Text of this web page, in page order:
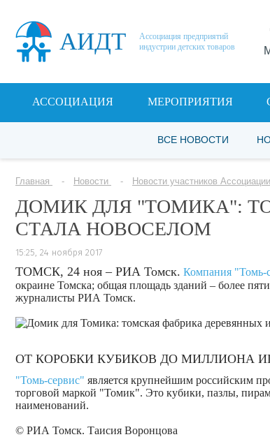
АИДТ
Ассоциация предприятий
индустрии детских товаров
АССОЦИАЦИЯ МЕРОПРИЯТИЯ
ВСЕ НОВОСТИ
Главная Новости Новости участников
ДОМИК ДЛЯ "ТОМИКА":
СТАЛА НОВОСЕЛОМ
15:25, 24 ноября 2017
ТОМСК, 24 ноя – РИА Томск. Компания "Томь-
окраине Томска; общая площадь зданий – более
журналисты РИА Томск.
ОТ КОРОБКИ КУБИКОВ ДО МИЛЛИОНА
"Томь-сервис" является крупнейшим российским
торговой маркой "Томик". Это кубики, пазлы,
наименований.
© РИА Томск. Таисия Воронцова